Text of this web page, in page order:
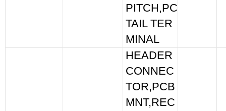
PITCH,PC
TAIL TER
MINAL
HEADER
CONNEC
TOR,PCB
MNT,REC